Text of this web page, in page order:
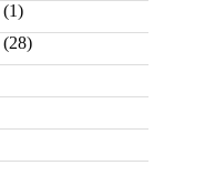
(1)
(28)